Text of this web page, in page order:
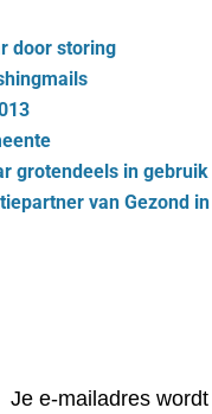
door storing
gro­ten­deels in
van Gezond
Je e-mailadres